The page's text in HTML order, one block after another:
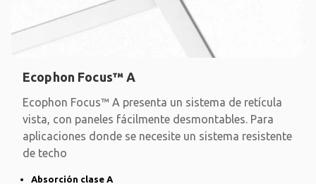
Ecophon Focus™ A
Ecophon Focus™ A presenta un sistema de retícula
vista, con paneles fácilmente desmontables. Para
aplicaciones donde se necesite un sistema resistente
de techo
Absorción clase A